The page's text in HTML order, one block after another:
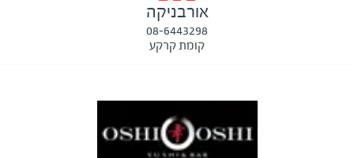
אורבניקה
08-6443298
קומת קרקע